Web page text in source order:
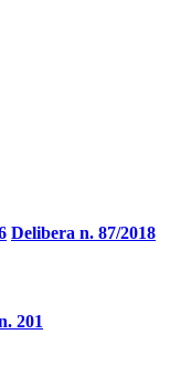
Delibera n. 87/2018
201